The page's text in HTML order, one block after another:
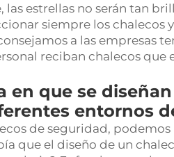
las estrellas no serán tan
siempre los chalecos
a las empresas
reciban chalecos que
en que se
entornos
de seguridad,
que el diseño de un